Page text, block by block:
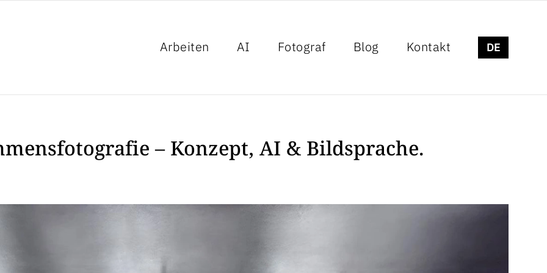
Arbeiten AI Fotograf Blog Kontakt DE
München – Konzept, AI & Bildsprache.